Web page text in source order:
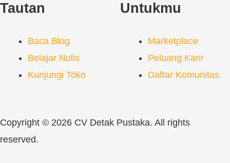
Tautan
Baca Blog
Belajar Nulis
Kunjungi Toko
Untukmu
Marketplace
Peluang Karir
Daftar Komunitas
Copyright © 2026 CV Detak Pustaka. All rights
reserved.